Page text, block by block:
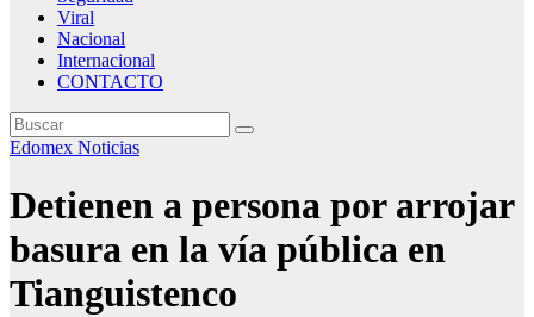
Viral
Nacional
Internacional
CONTACTO
Edomex Noticias
Detienen a persona por arrojar
basura en la vía pública en
Tianguistenco